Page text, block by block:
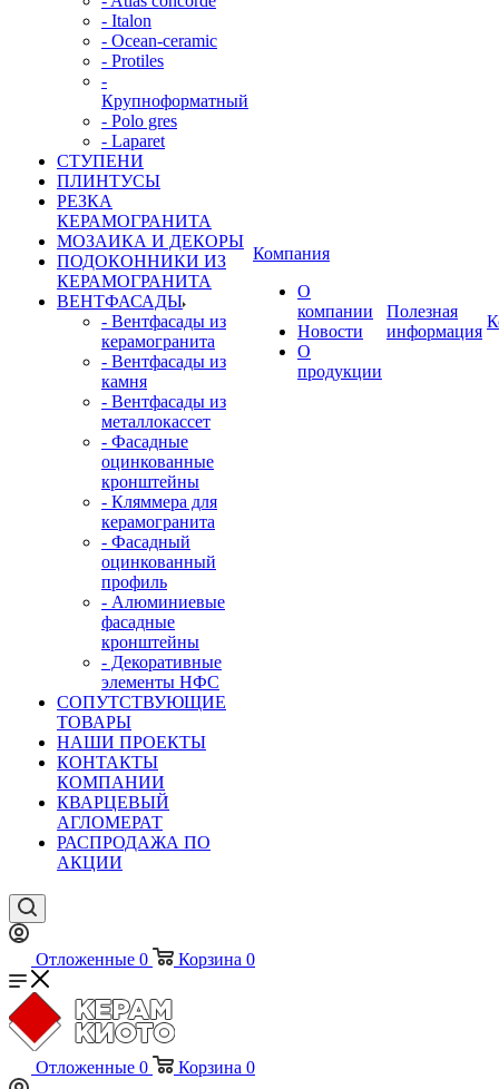
- Italon
- Ocean-ceramic
- Protiles
-
Крупноформатный
- Polo gres
- Laparet
СТУПЕНИ
ПЛИНТУСЫ
РЕЗКА
КЕРАМОГРАНИТА
МОЗАИКА И ДЕКОРЫ
ПОДОКОННИКИ ИЗ
КЕРАМОГРАНИТА
ВЕНТФАСАДЫ
- Вентфасады из
керамогранита
- Вентфасады из
камня
- Вентфасады из
металлокассет
- Фасадные
оцинкованные
кронштейны
- Кляммера для
керамогранита
- Фасадный
оцинкованный
профиль
- Алюминиевые
фасадные
кронштейны
- Декоративные
элементы НФС
СОПУТСТВУЮЩИЕ
ТОВАРЫ
НАШИ ПРОЕКТЫ
КОНТАКТЫ
КОМПАНИИ
КВАРЦЕВЫЙ
АГЛОМЕРАТ
РАСПРОДАЖА ПО
АКЦИИ
Компания
О
компании
Новости
О
продукции
Полезная
информация
Отложенные 0 Корзина 0
Отложенные 0 Корзина 0